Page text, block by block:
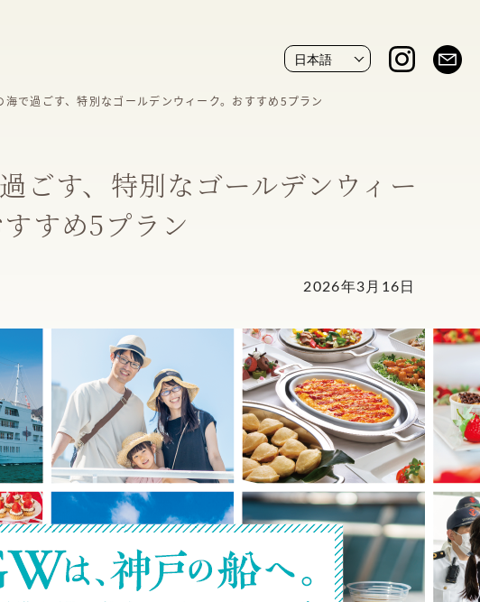
海で過ごす、特別なゴールデンウィーク。おすすめ5プラン
ごす、特別なゴールデンウィー
すめ5プラン
2026年3月16日